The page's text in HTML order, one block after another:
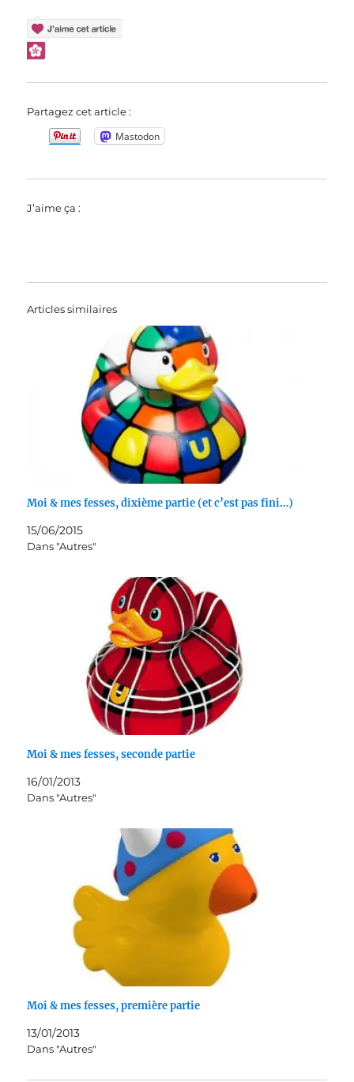
Partagez cet article :
Mastodon
J’aime ça :
Articles similaires
Moi & mes fesses, dixième partie (et c’est pas fini…)
15/06/2015
Dans "Autres"
Moi & mes fesses, seconde partie
16/01/2013
Dans "Autres"
Moi & mes fesses, première partie
13/01/2013
Dans "Autres"